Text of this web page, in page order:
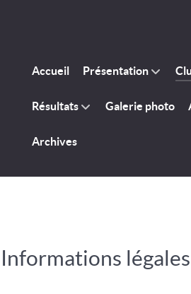
Accueil Présentation
Résultats Galerie photo
Archives
Informations légales